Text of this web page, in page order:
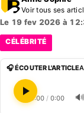
Voir tous ses
Le 19 fev 2026 à
CÉLÉBRITÉ
🎧 ÉCOUTER L'ARTICLE
0:00 / 0:00 🔊